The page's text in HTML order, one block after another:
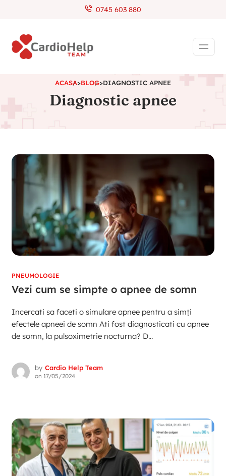
0745 603 880
ACASA>BLOG>DIAGNOSTIC APNEE
Diagnostic apnee
PNEUMOLOGIE
Vezi cum se simpte o apnee de somn
Incercati sa faceti o simulare apnee pentru a simți
efectele apneei de somn Ati fost diagnosticati cu apnee
de somn, la pulsoximetrie nocturna? D...
by Cardio Help Team
on 17/05/2024